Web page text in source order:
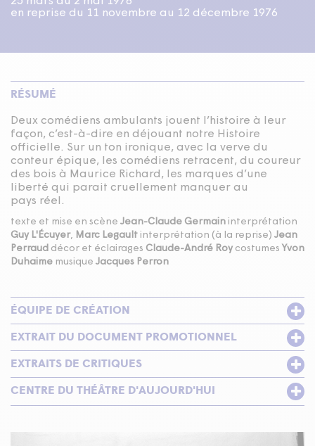
en reprise du 11 novembre au 12 décembre 1976
RÉSUMÉ
Deux comédiens ambulants jouent l’histoire à leur
façon, c’est-à-dire en déjouant notre Histoire
officielle. Sur un ton ironique, avec la verve du
conteur épique, les comédiens retracent, du coureur
des bois à Maurice Richard, les marques d’une
liberté qui parait cruellement manquer au
pays réel.
texte et mise en scène Jean-Claude Germain interprétation
Guy L'Écuyer, Marc Legault interprétation (à la reprise) Jean
Perraud décor et éclairages Claude-André Roy costumes Yvon
Duhaime musique Jacques Perron
ÉQUIPE DE CRÉATION
EXTRAIT DU DOCUMENT PROMOTIONNEL
EXTRAITS DE CRITIQUES
CENTRE DU THÉÂTRE D'AUJOURD'HUI